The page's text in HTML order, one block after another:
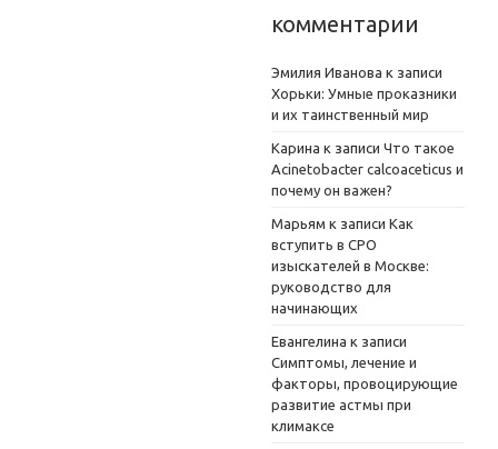
комментарии
Эмилия Иванова к записи
Хорьки: Умные проказники
и их таинственный мир
Карина к записи Что такое
Acinetobacter calcoaceticus и
почему он важен?
Марьям к записи Как
вступить в СРО
изыскателей в Москве:
руководство для
начинающих
Евангелина к записи
Симптомы, лечение и
факторы, провоцирующие
развитие астмы при
климаксе